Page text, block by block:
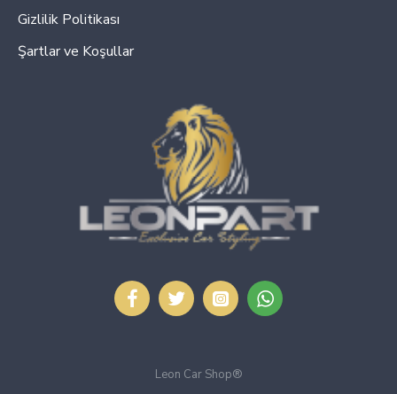
Gizlilik Politikası
Şartlar ve Koşullar
Leon Car Shop®